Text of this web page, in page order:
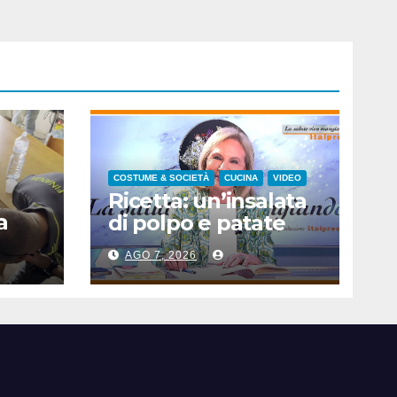
COSTUME & SOCIETÀ CUCINA VIDEO
Ricetta: un’insalata
di polpo e patate
AGO 7, 2026